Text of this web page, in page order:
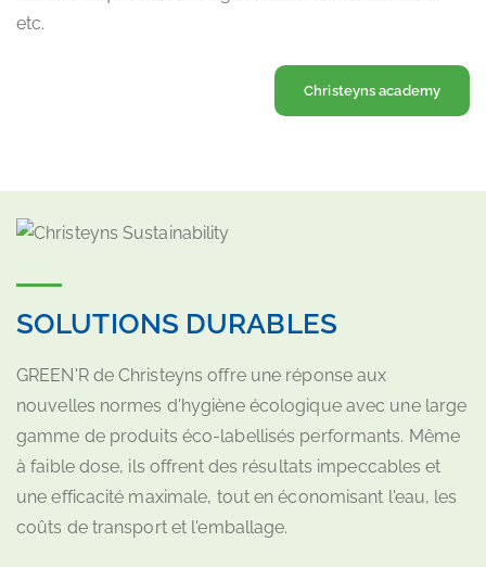
etc.
Christeyns academy
SOLUTIONS DURABLES
GREEN'R de Christeyns offre une réponse aux
nouvelles normes d'hygiène écologique avec une large
gamme de produits éco-labellisés performants. Même
à faible dose, ils offrent des résultats impeccables et
une efficacité maximale, tout en économisant l'eau, les
coûts de transport et l'emballage.